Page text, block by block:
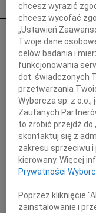
KAZIMIERZ
KATOWICE
Z głębokim żalem
Kazimierza Kryzy
wybitnego dyrygenta,
Muzycznej w
18.08.2009KATOWICE
Wyrazy głębokiego
Boroniowi
Mieszkaniowej "Kleofas"
śmierci Żony składa
chcesz wyrazić
chcesz wycofać
„Ustawień
Twoje dane
celów badania i
funkcjonowania
dot. świadczonych
przetwarzania
Wyborcza sp. z o.o.,
Zaufanych
to zrobić przejdź do
skontaktuj się z
zakresu sprzeciwu
kierowany. Więcej
Prywatności
Poprzez kliknięcie
zainstalowanie i